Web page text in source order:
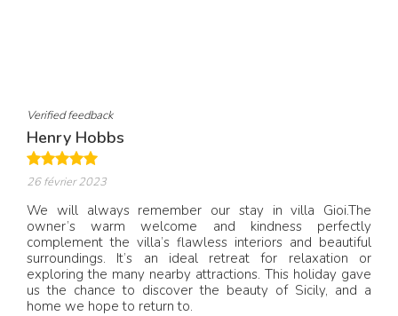
Verified feedback
Henry Hobbs
26 février 2023
We will always remember our stay in villa Gioi.The
owner’s warm welcome and kindness perfectly
complement the villa’s flawless interiors and beautiful
surroundings. It’s an ideal retreat for relaxation or
exploring the many nearby attractions. This holiday gave
us the chance to discover the beauty of Sicily, and a
home we hope to return to.